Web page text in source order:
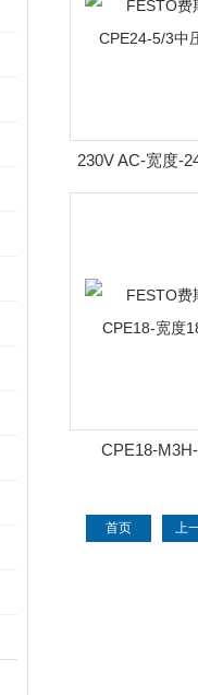
230V AC-宽度-
斯托电磁阀
CPE18-
宽度
首页 上